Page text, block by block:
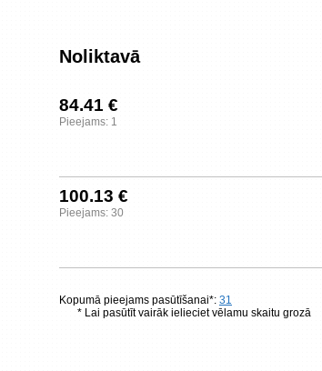
Noliktavā
84.41 €
Pieejams: 1
100.13 €
Pieejams: 30
Kopumā pieejams pasūtīšanai*: 31
* Lai pasūtīt vairāk ielieciet vēlamu skaitu grozā